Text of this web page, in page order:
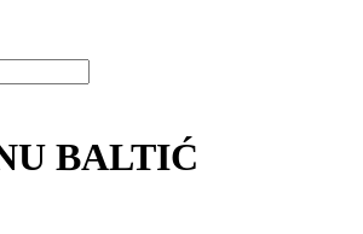
BALTIĆ